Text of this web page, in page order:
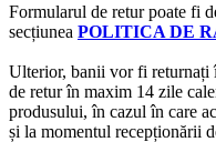
Formularul de retur poate fi
secțiunea POLITICA DE
Ulterior, banii vor fi returnați
de retur în maxim 14 zile
produsului, în cazul în care
și la momentul recepționării